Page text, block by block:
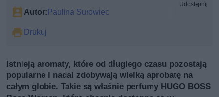
Autor:Paulina Surowiec
Drukuj
Udostępnij
Istnieją aromaty, które od długiego czasu pozostają
popularne i nadal zdobywają wielką aprobatę na
całym globie. Takie są właśnie perfumy HUGO BOSS